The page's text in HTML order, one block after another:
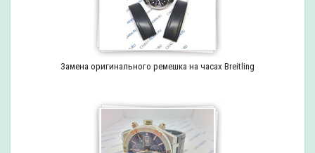
Замена оригинального ремешка на часах Breitling